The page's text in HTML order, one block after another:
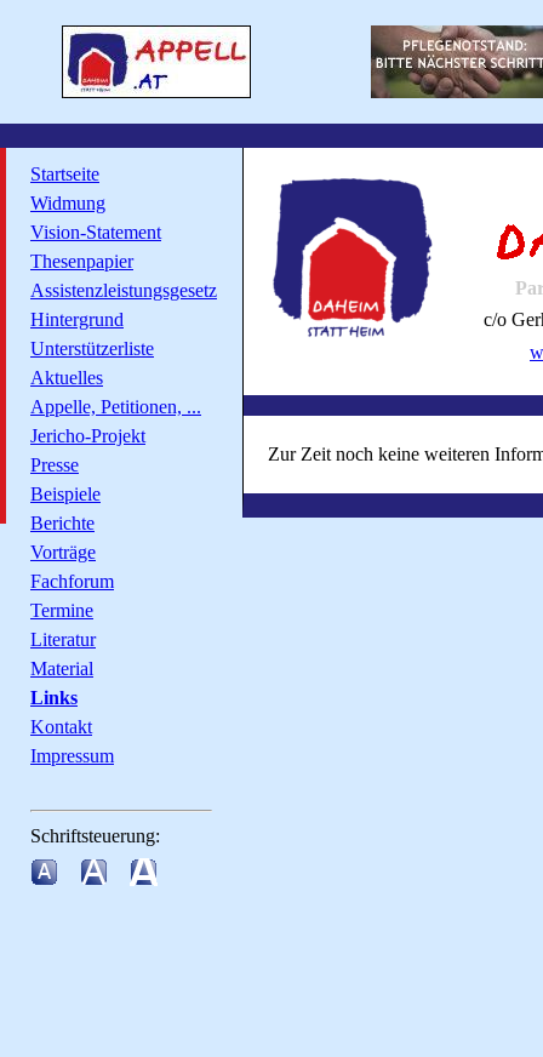
Startseite
Widmung
Vision-Statement
Thesenpapier
Assistenzleistungsgesetz
Hintergrund
Unterstützerliste
Aktuelles
Appelle, Petitionen, ...
Jericho-Projekt
Presse
Beispiele
Berichte
Vorträge
Fachforum
Termine
Literatur
Material
Links
Kontakt
Impressum
Schriftsteuerung:
c/o
Zur Zeit noch keine weiteren